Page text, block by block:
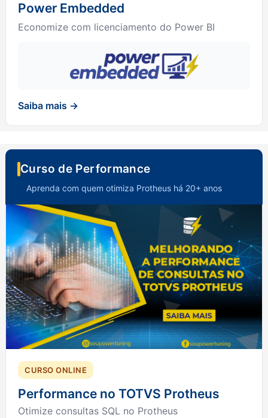
Power Embedded
Economize com licenciamento do Power BI
Saiba mais →
Curso de Performance
Aprenda com quem otimiza Protheus há 20+ anos
CURSO ONLINE
Performance no TOTVS Protheus
Otimize consultas SQL no Protheus